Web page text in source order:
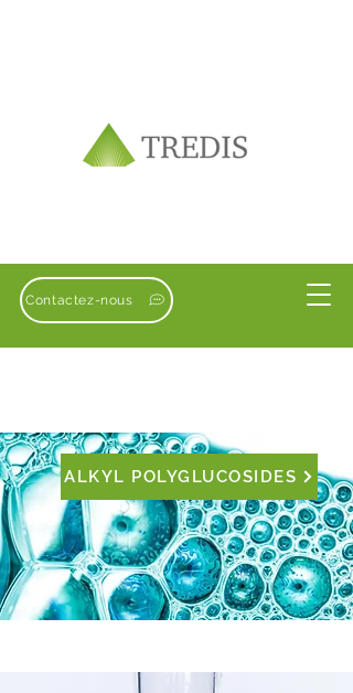
Contactez-nous
ALKYL POLYGLUCOSIDES